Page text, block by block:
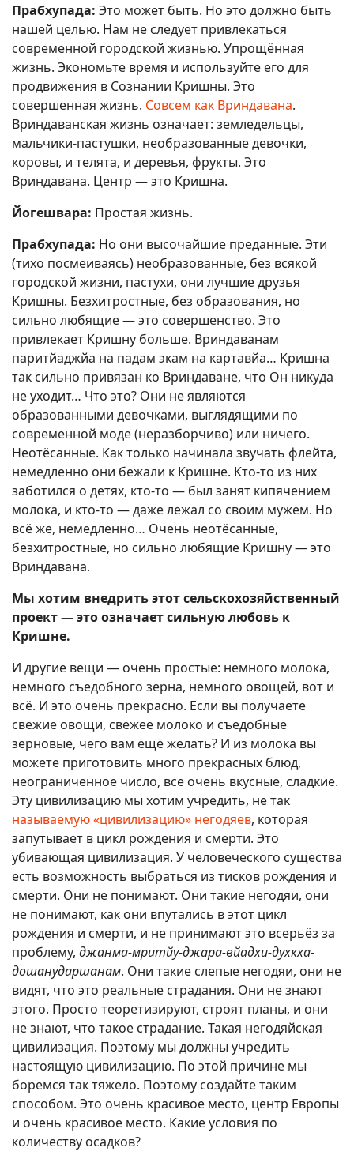
Прабхупада: Это может быть. Но это должно быть
нашей целью. Нам не следует привлекаться
современной городской жизнью. Упрощённая
жизнь. Экономьте время и используйте его для
продвижения в Сознании Кришны. Это
совершенная жизнь. Совсем как Вриндавана.
Вриндаванская жизнь означает: земледельцы,
мальчики-пастушки, необразованные девочки,
коровы, и телята, и деревья, фрукты. Это
Вриндавана. Центр — это Кришна.
Йогешвара: Простая жизнь.
Прабхупада: Но они высочайшие преданные. Эти
(тихо посмеиваясь) необразованные, без всякой
городской жизни, пастухи, они лучшие друзья
Кришны. Безхитростные, без образования, но
сильно любящие — это совершенство. Это
привлекает Кришну больше. Вриндаванам
паритйаджйа на падам экам на картавйа… Кришна
так сильно привязан ко Вриндаване, что Он никуда
не уходит… Что это? Они не являются
образованными девочками, выглядящими по
современной моде (неразборчиво) или ничего.
Неотёсанные. Как только начинала звучать флейта,
немедленно они бежали к Кришне. Кто-то из них
заботился о детях, кто-то — был занят кипячением
молока, и кто-то — даже лежал со своим мужем. Но
всё же, немедленно… Очень неотёсанные,
безхитростные, но сильно любящие Кришну — это
Вриндавана.
Мы хотим внедрить этот сельскохозяйственный
проект — это означает сильную любовь к
Кришне.
И другие вещи — очень простые: немного молока,
немного съедобного зерна, немного овощей, вот и
всё. И это очень прекрасно. Если вы получаете
свежие овощи, свежее молоко и съедобные
зерновые, чего вам ещё желать? И из молока вы
можете приготовить много прекрасных блюд,
неограниченное число, все очень вкусные, сладкие.
Эту цивилизацию мы хотим учредить, не так
называемую «цивилизацию» негодяев, которая
запутывает в цикл рождения и смерти. Это
убивающая цивилизация. У человеческого существа
есть возможность выбраться из тисков рождения и
смерти. Они не понимают. Они такие негодяи, они
не понимают, как они впутались в этот цикл
рождения и смерти, и не принимают это всерьёз за
проблему, джанма-мритйу-джара-вйадхи-духкха-
дошанударшанам. Они такие слепые негодяи, они не
видят, что это реальные страдания. Они не знают
этого. Просто теоретизируют, строят планы, и они
не знают, что такое страдание. Такая негодяйская
цивилизация. Поэтому мы должны учредить
настоящую цивилизацию. По этой причине мы
боремся так тяжело. Поэтому создайте таким
способом. Это очень красивое место, центр Европы
и очень красивое место. Какие условия по
количеству осадков?